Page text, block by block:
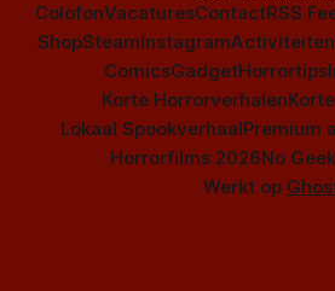
ColofonVacaturesContactRSS
ShopSteamInstagramActiviteiten
ComicsGadgetHorrortips
Korte Horrorverhalen
Lokaal SpookverhaalPremium
Horrorfilms 2026No
Werkt op